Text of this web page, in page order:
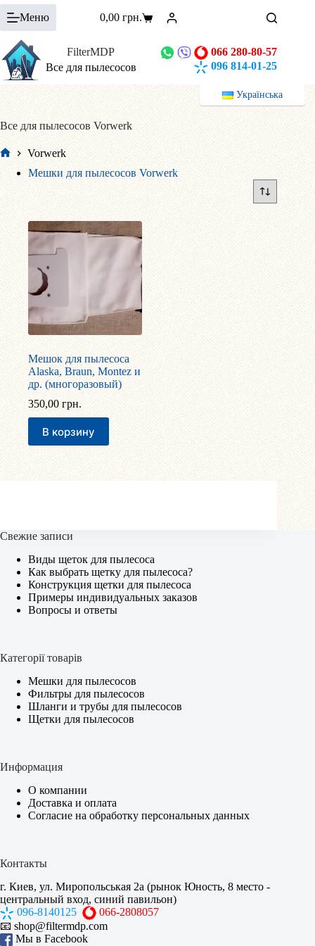
Перейти
сути
Меню Корзина
0,00грн.
FilterMDP
Все для пылесосов
066 280-80-57
096 814-01-25
Українська
Все для пылесосов Vorwerk
Главная
Vorwerk
Мешки для пылесосов Vorwerk
Мешок для пылесоса
Alaska, Braun, Montez и
др. (многоразовый)
350,00 грн.
В корзину
Свежие записи
Виды щеток для пылесоса
Как выбрать щетку для пылесоса?
Конструкция щетки для пылесоса
Примеры индивидуальных заказов
Вопросы и ответы
Категорії товарів
Мешки для пылесосов
Фильтры для пылесосов
Шланги и трубы для пылесосов
Щетки для пылесосов
Информация
О компании
Доставка и оплата
Согласие на обработку персональных данных
Контакты
г. Киев, ул. Миропольськая 2а (рынок Юность, 8 место -
центральный вход, синий павильон)
096-8140125
066-2808057
📧 shop@filtermdp.com
Мы в Facebook